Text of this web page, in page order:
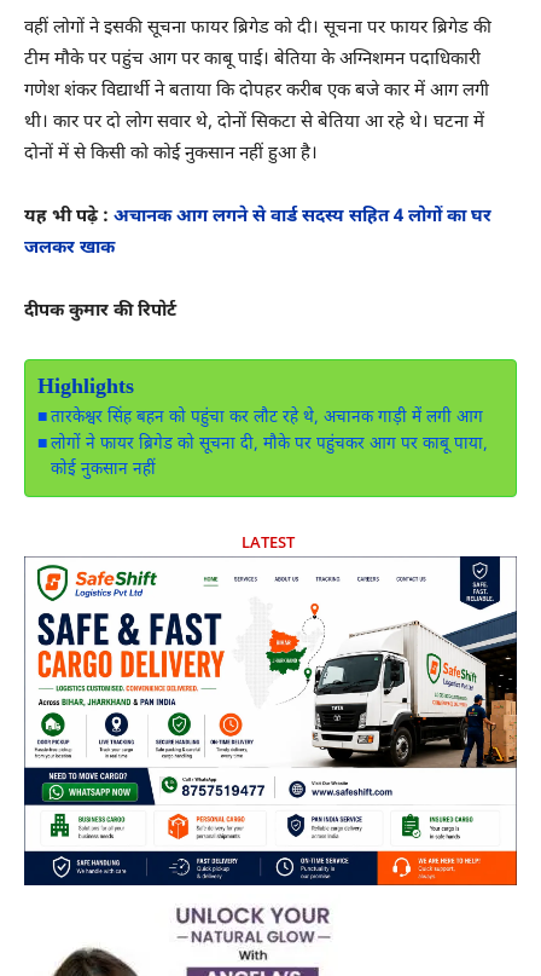
वहीं लोगों ने इसकी सूचना फायर ब्रिगेड को दी। सूचना पर फायर ब्रिगेड की
टीम मौके पर पहुंच आग पर काबू पाई। बेतिया के अग्निशमन पदाधिकारी
गणेश शंकर विद्यार्थी ने बताया कि दोपहर करीब एक बजे कार में आग लगी
थी। कार पर दो लोग सवार थे, दोनों सिकटा से बेतिया आ रहे थे। घटना में
दोनों में से किसी को कोई नुकसान नहीं हुआ है।
यह भी पढ़े : अचानक आग लगने से वार्ड सदस्य सहित 4 लोगों का घर
जलकर खाक
दीपक कुमार की रिपोर्ट
Highlights
तारकेश्वर सिंह बहन को पहुंचा कर लौट रहे थे, अचानक गाड़ी में लगी आग
लोगों ने फायर ब्रिगेड को सूचना दी, मौके पर पहुंचकर आग पर काबू पाया,
कोई नुकसान नहीं
LATEST